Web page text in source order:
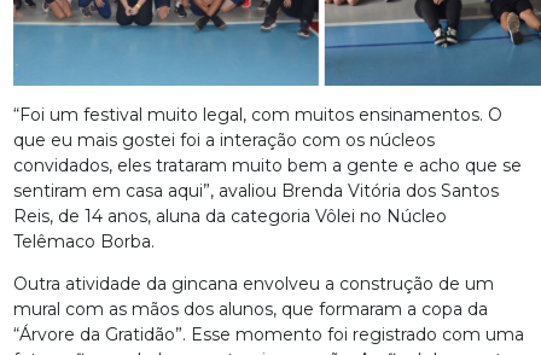
“Foi um festival muito legal, com muitos ensinamentos. O
que eu mais gostei foi a interação com os núcleos
convidados, eles trataram muito bem a gente e acho que se
sentiram em casa aqui”, avaliou Brenda Vitória dos Santos
Reis, de 14 anos, aluna da categoria Vôlei no Núcleo
Telêmaco Borba.
Outra atividade da gincana envolveu a construção de um
mural com as mãos dos alunos, que formaram a copa da
“Árvore da Gratidão”. Esse momento foi registrado com uma